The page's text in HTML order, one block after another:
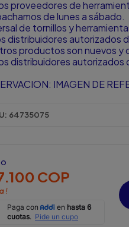
proveedores de
de lunes a sábado.
de tornillos y
distribuidores autorizados
productos son nuevos y
distribuidores
IMAGEN DE
64735075
COP
!